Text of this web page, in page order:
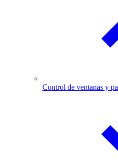
Control de ventanas y